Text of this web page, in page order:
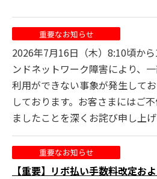
重要なお知らせ
2026年7月16日（木）8:10頃か
ンドネットワーク障害により、
利用ができない事象が発生して
しております。お客さまにはご
ましたことを深くお詫び申し上げ
重要なお知らせ
【重要】リボ払い手数料改定お